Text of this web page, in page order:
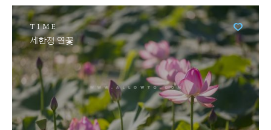
TIME
세한정 연꽃